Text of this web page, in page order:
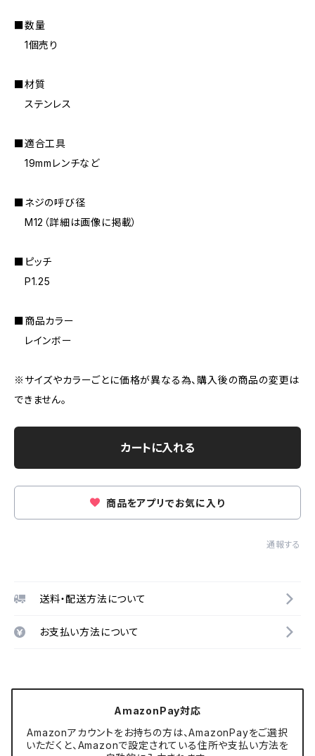
■数量
1個売り
■材質
ステンレス
■適合工具
19mmレンチなど
■ネジの呼び径
M12（詳細は画像に掲載）
■ピッチ
P1.25
■商品カラー
レインボー
※サイズやカラーごとに価格が異なる為、購入後の商品の変更は
できません。
カートに入れる
商品をアプリでお気に入り
通報する
送料・配送方法について
お支払い方法について
AmazonPay対応
Amazonアカウントをお持ちの方は、AmazonPayをご選択
いただくと、Amazonで設定されている住所や支払い方法を